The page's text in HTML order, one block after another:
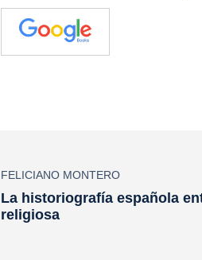
FELICIANO MONTERO
La historiografía española
religiosa